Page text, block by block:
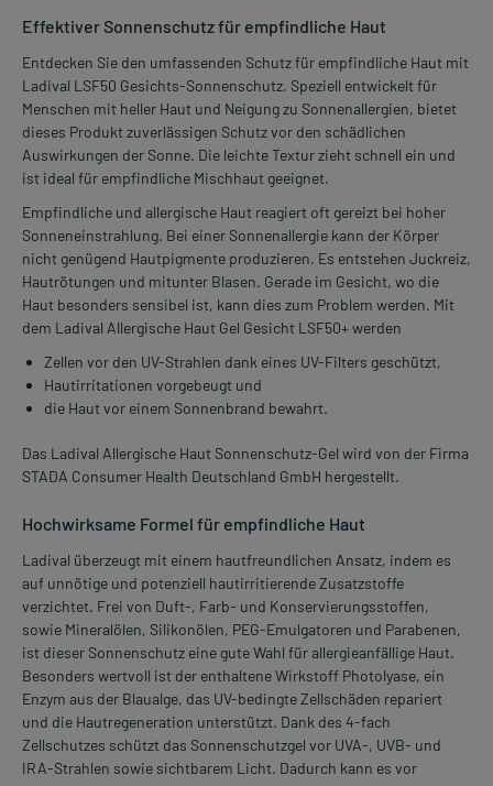
Effektiver Sonnenschutz für empfindliche Haut
Entdecken Sie den umfassenden Schutz für empfindliche Haut mit
Ladival LSF50 Gesichts-Sonnenschutz. Speziell entwickelt für
Menschen mit heller Haut und Neigung zu Sonnenallergien, bietet
dieses Produkt zuverlässigen Schutz vor den schädlichen
Auswirkungen der Sonne. Die leichte Textur zieht schnell ein und
ist ideal für empfindliche Mischhaut geeignet.
Empfindliche und allergische Haut reagiert oft gereizt bei hoher
Sonneneinstrahlung. Bei einer Sonnenallergie kann der Körper
nicht genügend Hautpigmente produzieren. Es entstehen Juckreiz,
Hautrötungen und mitunter Blasen. Gerade im Gesicht, wo die
Haut besonders sensibel ist, kann dies zum Problem werden. Mit
dem Ladival Allergische Haut Gel Gesicht LSF50+ werden
Zellen vor den UV-Strahlen dank eines UV-Filters geschützt,
Hautirritationen vorgebeugt und
die Haut vor einem Sonnenbrand bewahrt.
Das Ladival Allergische Haut Sonnenschutz-Gel wird von der Firma
STADA Consumer Health Deutschland GmbH hergestellt.
Hochwirksame Formel für empfindliche Haut
Ladival überzeugt mit einem hautfreundlichen Ansatz, indem es
auf unnötige und potenziell hautirritierende Zusatzstoffe
verzichtet. Frei von Duft-, Farb- und Konservierungsstoffen,
sowie Mineralölen, Silikonölen, PEG-Emulgatoren und Parabenen,
ist dieser Sonnenschutz eine gute Wahl für allergieanfällige Haut.
Besonders wertvoll ist der enthaltene Wirkstoff Photolyase, ein
Enzym aus der Blaualge, das UV-bedingte Zellschäden repariert
und die Hautregeneration unterstützt. Dank des 4-fach
Zellschutzes schützt das Sonnenschutzgel vor UVA-, UVB- und
IRA-Strahlen sowie sichtbarem Licht. Dadurch kann es vor